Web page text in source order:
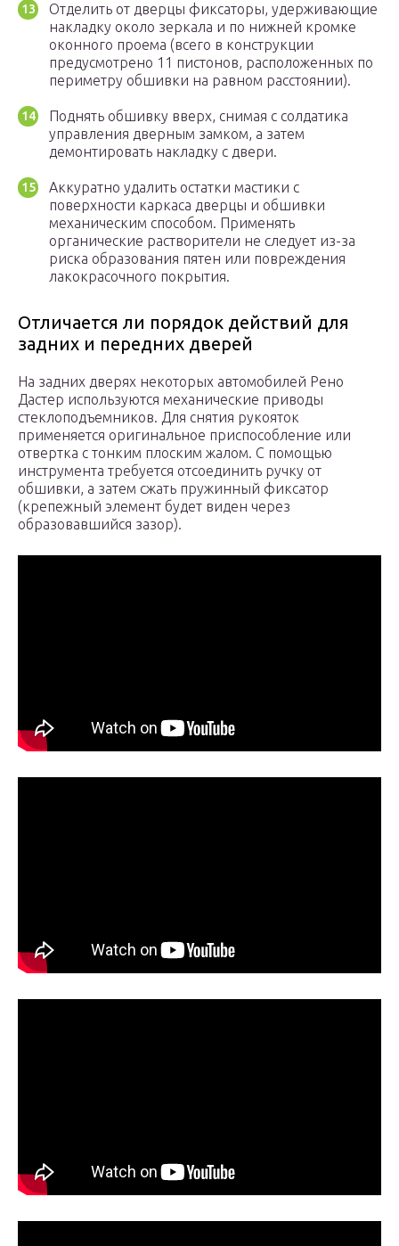
Отделить от дверцы фиксаторы, удерживающие
накладку около зеркала и по нижней кромке
оконного проема (всего в конструкции
предусмотрено 11 пистонов, расположенных по
периметру обшивки на равном расстоянии).
Поднять обшивку вверх, снимая с солдатика
управления дверным замком, а затем
демонтировать накладку с двери.
Аккуратно удалить остатки мастики с
поверхности каркаса дверцы и обшивки
механическим способом. Применять
органические растворители не следует из-за
риска образования пятен или повреждения
лакокрасочного покрытия.
Отличается ли порядок действий для
задних и передних дверей
На задних дверях некоторых автомобилей Рено
Дастер используются механические приводы
стеклоподъемников. Для снятия рукояток
применяется оригинальное приспособление или
отвертка с тонким плоским жалом. С помощью
инструмента требуется отсоединить ручку от
обшивки, а затем сжать пружинный фиксатор
(крепежный элемент будет виден через
образовавшийся зазор).